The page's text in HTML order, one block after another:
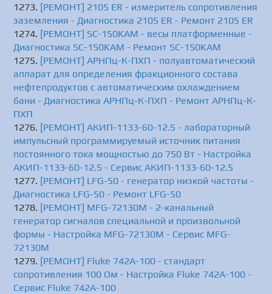
[РЕМОНТ] 2105 ER - измеритель сопротивления
заземления - Диагностика 2105 ER - Ремонт 2105 ER
[РЕМОНТ] SC-150KAM - весы платформенные -
Диагностика SC-150KAM - Ремонт SC-150KAM
[РЕМОНТ] АРНПц-К-ПХП - полуавтоматический
аппарат для определения фракционного состава
нефтепродуктов с автоматическим охлаждением
бани - Диагностика АРНПц-К-ПХП - Ремонт АРНПц-К-
ПХП
[РЕМОНТ] АКИП-1133-60-12.5 - лабораторный
импульсный программируемый источник питания
постоянного тока мощностью до 750 Вт - Настройка
АКИП-1133-60-12.5 - Сервис АКИП-1133-60-12.5
[РЕМОНТ] LFG-50 - генератор низкой частоты -
Диагностика LFG-50 - Ремонт LFG-50
[РЕМОНТ] MFG-72130M - 2-канальный
генератор сигналов специальной и произвольной
формы - Настройка MFG-72130M - Сервис MFG-
72130M
[РЕМОНТ] Fluke 742A-100 - стандарт
сопротивления 100 Ом - Настройка Fluke 742A-100 -
Сервис Fluke 742A-100